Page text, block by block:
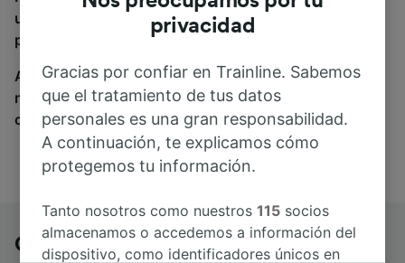
una búsqueda y nosotros compararemos horarios y
precios tanto de tren como de autobús.
A donde quiera que vayas, tu viaje empieza con
nosotros. Encuentra billetes de más de 170
compañías de tren y autobús.
Greifswald a Aeropuerto Berlín-
privacidad
Gracias por confiar en Trainline. Sabemos
que el tratamiento de tus datos
personales es una gran responsabilidad.
A continuación, te explicamos cómo
protegemos tu información.
Tanto nosotros como nuestros115 socios
almacenamos o accedemos a información del
dispositivo, como identificadores únicos en